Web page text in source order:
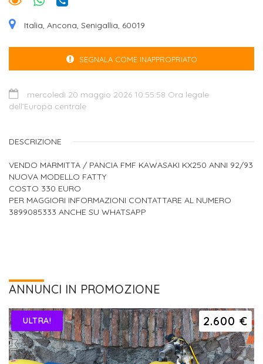
Italia, Ancona, Senigallia, 60019
SEGNALA COME INAPPROPRIATO
mercoledì 20 maggio 2026 10:55:58 Ora legale
dell’Europa centrale
DESCRIZIONE
VENDO MARMITTA / PANCIA FMF KAWASAKI KX250 ANNI 92/93
NUOVA MODELLO FATTY
COSTO 330 EURO
PER MAGGIORI INFORMAZIONI CONTATTARE AL NUMERO
3899085333 ANCHE SU WHATSAPP
ANNUNCI IN PROMOZIONE
2.600 €
ULTRA!